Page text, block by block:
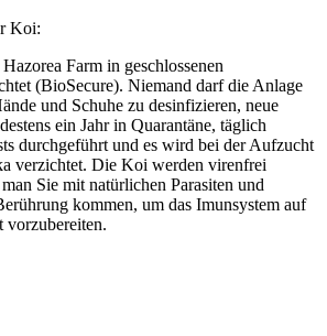
Koi:
Farm in geschlossenen
(BioSecure). Niemand darf die Anlage
und Schuhe zu desinfizieren, neue
ein Jahr in Quarantäne, täglich
durchgeführt und es wird bei der Aufzucht
verzichtet. Die Koi werden virenfrei
Sie mit natürlichen Parasiten und
kommen, um das Imunsystem auf
vorzubereiten.